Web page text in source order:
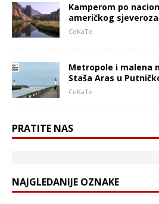
Kamperom po
američkog
CeKaTe
Metropole i malena
Staša Aras u
CeKaTe
PRATITE NAS
NAJGLEDANIJE OZNAKE